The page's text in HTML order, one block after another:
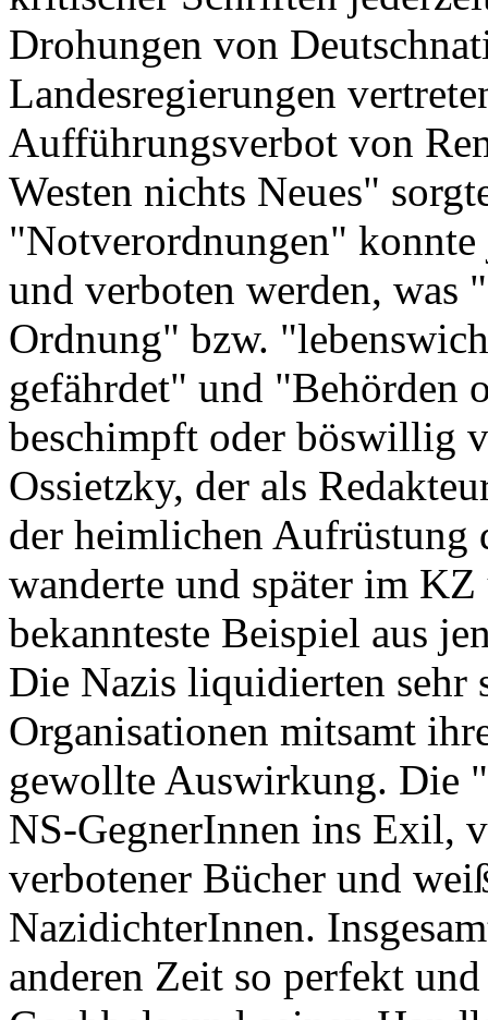
Drohungen von
Landesregierungen
Aufführungsverbot von
Westen nichts Neues"
"Notverordnungen" konnte
und verboten werden, was
Ordnung" bzw.
gefährdet" und "Behörden
beschimpft oder böswillig
Ossietzky, der als
der heimlichen Aufrüstung
wanderte und später im
bekannteste Beispiel aus
Die Nazis liquidierten sehr
Organisationen mitsamt
gewollte Auswirkung. Die
NS-GegnerInnen ins Exil,
verbotener Bücher und
NazidichterInnen.
anderen Zeit so perfekt